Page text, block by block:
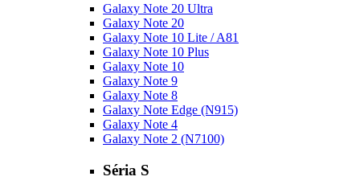
Galaxy Note 20 Ultra
Galaxy Note 20
Galaxy Note 10 Lite / A81
Galaxy Note 10 Plus
Galaxy Note 10
Galaxy Note 9
Galaxy Note 8
Galaxy Note Edge (N915)
Galaxy Note 4
Galaxy Note 2 (N7100)
Séria S